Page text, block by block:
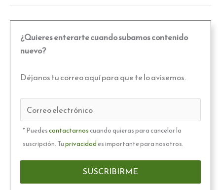
¿Quieres enterarte cuando subamos contenido
nuevo?
Déjanos tu correo aquí para que te lo avisemos.
* Puedescontactarnoscuando quieras para cancelar la
suscripción. Tuprivacidades importante para nosotros.